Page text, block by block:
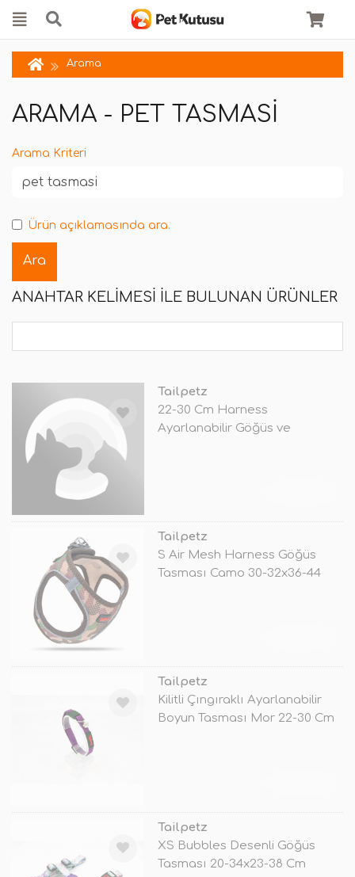
Arama
ARAMA - PET TASMASI
Arama Kriteri
Ürün açıklamasında ara.
ANAHTAR KELIMESI ILE BULUNAN ÜRÜNLER
Tailpetz
22-30 Cm Harness
Ayarlanabilir Göğüs ve
Tailpetz
S Air Mesh Harness Göğüs
Tasması Camo 30-32x36-44
Tailpetz
Kilitli Çıngıraklı Ayarlanabilir
Boyun Tasması Mor 22-30 Cm
Tailpetz
XS Bubbles Desenli Göğüs
Tasması 20-34x23-38 Cm